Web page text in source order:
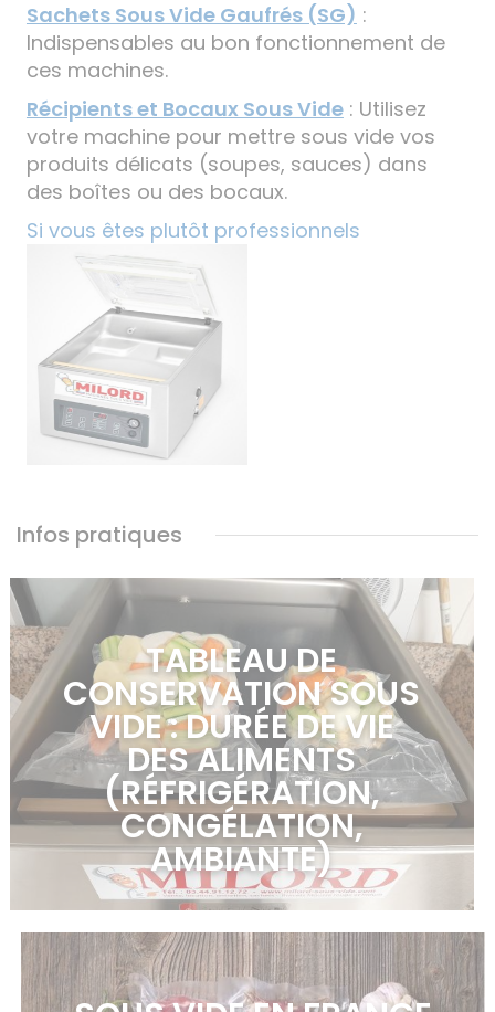
Sachets Sous Vide Gaufrés (SG) :
Indispensables au bon fonctionnement de
ces machines.
Récipients et Bocaux Sous Vide: Utilisez
votre machine pour mettre sous vide vos
produits délicats (soupes, sauces) dans
des boîtes ou des bocaux.
Si vous êtes plutôt professionnels
Infos pratiques
TABLEAU DE
CONSERVATION SOUS
VIDE : DURÉE DE VIE
DES ALIMENTS
(RÉFRIGÉRATION,
CONGÉLATION,
AMBIANTE)
en savoir plus >